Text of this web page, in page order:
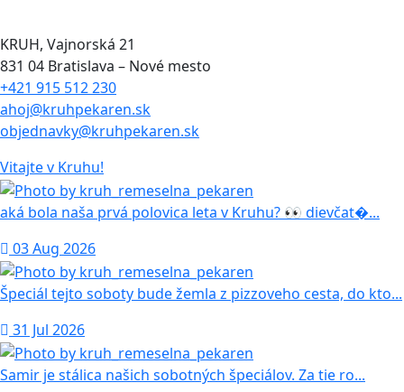
KRUH, Vajnorská 21
831 04 Bratislava – Nové mesto
+421 915 512 230
ahoj@kruhpekaren.sk
objednavky@kruhpekaren.sk
Vitajtev Kruhu!
aká bola naša prvá polovica leta v Kruhu? 👀 dievčat�...
03 Aug 2026
Špeciál tejto soboty bude žemla z pizzoveho cesta, do kto...
31 Jul 2026
Samir je stálica našich sobotných špeciálov. Za tie ro...